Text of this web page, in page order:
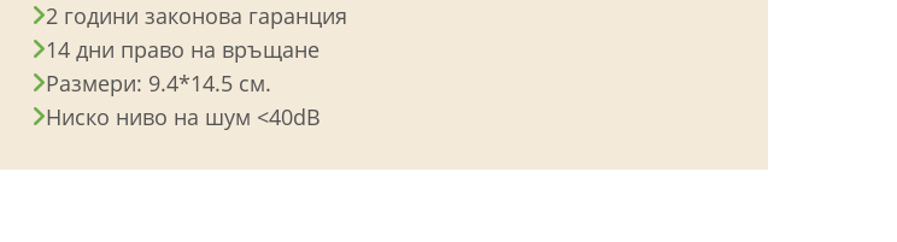
2 години законова гаранция
14 дни право на връщане
Размери: 9.4*14.5 см.
Ниско ниво на шум <40dB